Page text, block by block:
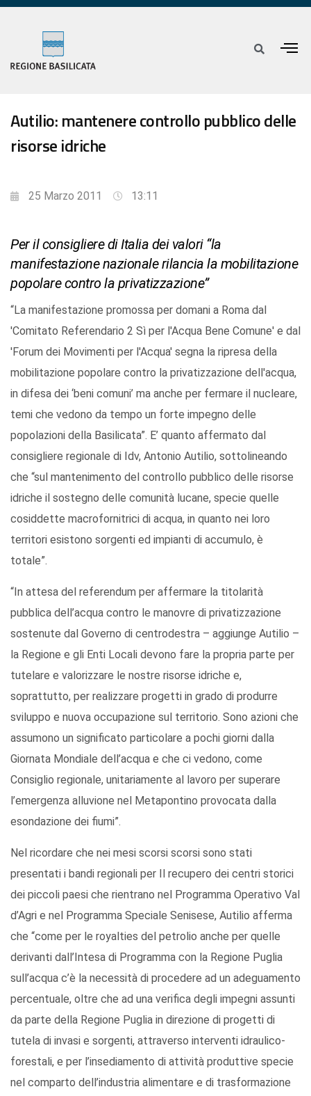
Autilio: mantenere controllo pubblico delle
risorse idriche
25 Marzo 2011 13:11
Per il consigliere di Italia dei valori “la
manifestazione nazionale rilancia la mobilitazione
popolare contro la privatizzazione”
“La manifestazione promossa per domani a Roma dal
'Comitato Referendario 2 Sì per l'Acqua Bene Comune' e dal
'Forum dei Movimenti per l'Acqua' segna la ripresa della
mobilitazione popolare contro la privatizzazione dell'acqua,
in difesa dei ‘beni comuni’ ma anche per fermare il nucleare,
temi che vedono da tempo un forte impegno delle
popolazioni della Basilicata”. E’ quanto affermato dal
consigliere regionale di Idv, Antonio Autilio, sottolineando
che “sul mantenimento del controllo pubblico delle risorse
idriche il sostegno delle comunità lucane, specie quelle
cosiddette macrofornitrici di acqua, in quanto nei loro
territori esistono sorgenti ed impianti di accumulo, è
totale”.
“In attesa del referendum per affermare la titolarità
pubblica dell’acqua contro le manovre di privatizzazione
sostenute dal Governo di centrodestra – aggiunge Autilio –
la Regione e gli Enti Locali devono fare la propria parte per
tutelare e valorizzare le nostre risorse idriche e,
soprattutto, per realizzare progetti in grado di produrre
sviluppo e nuova occupazione sul territorio. Sono azioni che
assumono un significato particolare a pochi giorni dalla
Giornata Mondiale dell’acqua e che ci vedono, come
Consiglio regionale, unitariamente al lavoro per superare
l’emergenza alluvione nel Metapontino provocata dalla
esondazione dei fiumi”.
Nel ricordare che nei mesi scorsi scorsi sono stati
presentati i bandi regionali per Il recupero dei centri storici
dei piccoli paesi che rientrano nel Programma Operativo Val
d’Agri e nel Programma Speciale Senisese, Autilio afferma
che “come per le royalties del petrolio anche per quelle
derivanti dall’Intesa di Programma con la Regione Puglia
sull’acqua c’è la necessità di procedere ad un adeguamento
percentuale, oltre che ad una verifica degli impegni assunti
da parte della Regione Puglia in direzione di progetti di
tutela di invasi e sorgenti, attraverso interventi idraulico-
forestali, e per l’insediamento di attività produttive specie
nel comparto dell’industria alimentare e di trasformazione